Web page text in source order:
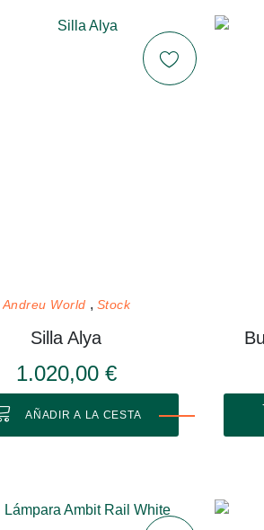
Andreu World Stock
Silla Alya
1.020,00 €
AÑADIR A LA CESTA